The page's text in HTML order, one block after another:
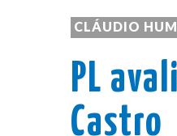
CLÁUDIO
PL
Castro